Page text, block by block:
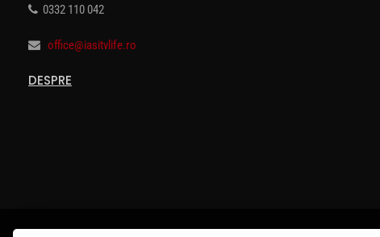
0332 110 042
office@iasitvlife.ro
DESPRE